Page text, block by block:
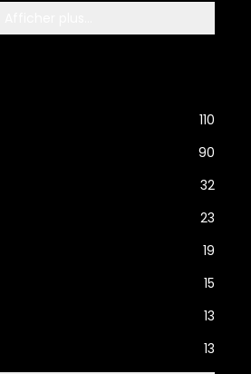
110
90
32
23
19
15
13
13